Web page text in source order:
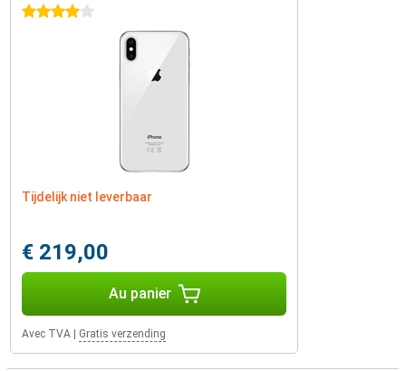
4 étoiles
Tijdelijk niet leverbaar
€ 219,00
Au panier
Avec TVA Gratis verzending